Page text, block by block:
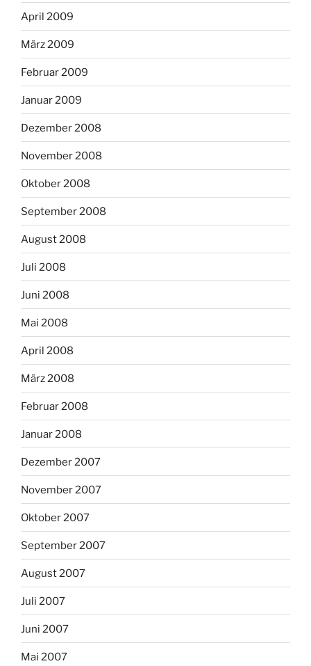
April 2009
März 2009
Februar 2009
Januar 2009
Dezember 2008
November 2008
Oktober 2008
September 2008
August 2008
Juli 2008
Juni 2008
Mai 2008
April 2008
März 2008
Februar 2008
Januar 2008
Dezember 2007
November 2007
Oktober 2007
September 2007
August 2007
Juli 2007
Juni 2007
Mai 2007